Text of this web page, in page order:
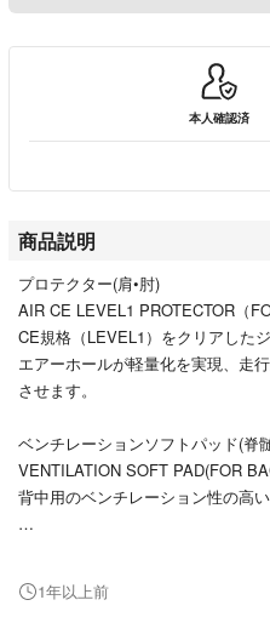
本人確認済
商品説明
プロテクター(肩•肘)
AIR CE LEVEL1 PROTECTOR（
CE規格（LEVEL1）をクリアした
エアーホールが軽量化を実現、走
させます。
ベンチレーションソフトパッド(脊髄
VENTILATION SOFT PAD(FOR
背中用のベンチレーション性の高い
クシタニのコラボ商品に付いてい
#クシタニ #プロテクター
1年以上前